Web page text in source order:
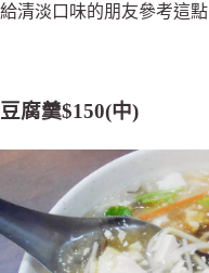
給清淡口味的朋友參考這點
豆腐羹$150(中)